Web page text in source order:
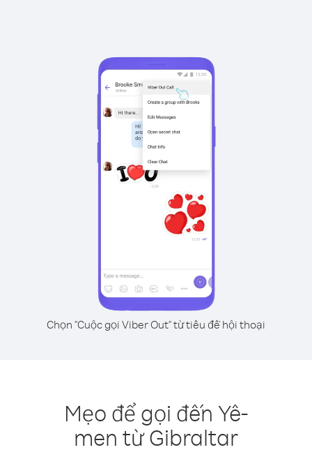
Chọn "Cuộc gọi Viber Out" từ tiêu đề hội thoại
Mẹo để gọi đến Yê-
men từ Gibraltar